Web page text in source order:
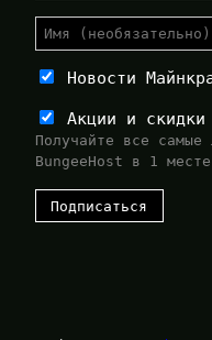
Новости
Акции и скидки
Получайте все самые
BungeeHost в 1